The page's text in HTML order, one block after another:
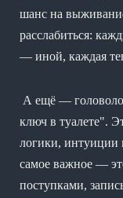
шанс на
расслабиться:
— иной, каждая
А ещё —
ключ в туалете".
логики,
самое важное —
поступками,